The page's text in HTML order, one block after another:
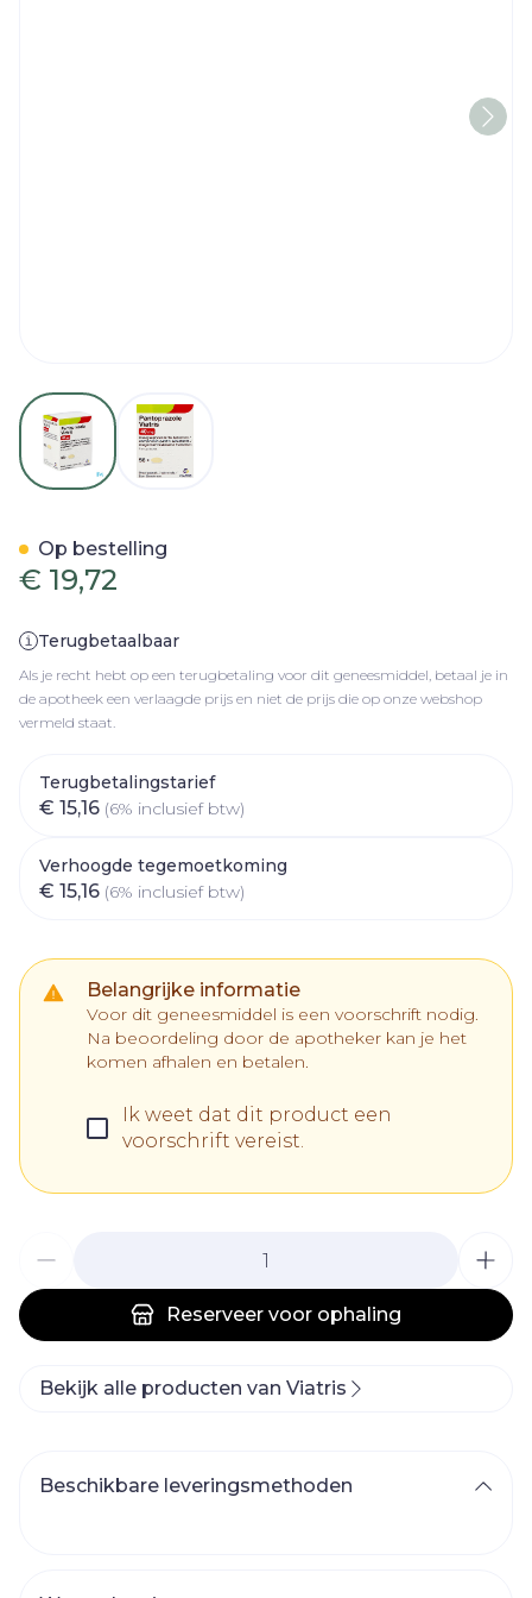
View larger imageView larger image
€ 19,72
Terugbetaalbaar
Als je recht hebt op een terugbetaling voor dit geneesmiddel, betaal je in
de apotheek een verlaagde prijs en niet de prijs die op onze webshop
vermeld staat.
Terugbetalingstarief
€ 15,16 (6% inclusief btw)
Verhoogde tegemoetkoming
€ 15,16 (6% inclusief btw)
Belangrijke informatie
Voor dit geneesmiddel is een voorschrift nodig.
Na beoordeling door de apotheker kan je het
komen afhalen en betalen.
Ik weet dat dit product een
voorschrift vereist.
Reserveer voor ophaling
Op bestelling
Bekijk alle producten van Viatris
Beschikbare leveringsmethoden